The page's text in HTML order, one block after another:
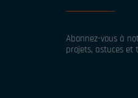
Abonnez-vous à
projets, astuces et